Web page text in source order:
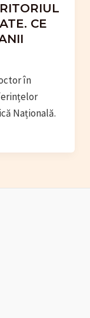
CE
în
Națională .